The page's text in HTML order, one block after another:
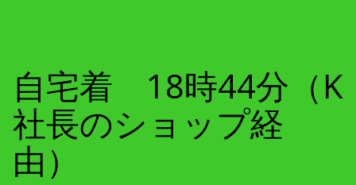
自宅着 18時44分（K
社長のショップ経
由）